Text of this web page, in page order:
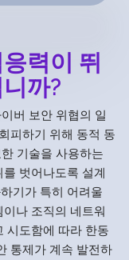
력이 뛰
까?
버 보안 위협의 일
피하기 위해 동적 동
기술을 사용하는
벗어나도록 설계
기가 특히 어려울
나 조직의 네트워
시도함에 따라 한동
통제가 계속 발전하